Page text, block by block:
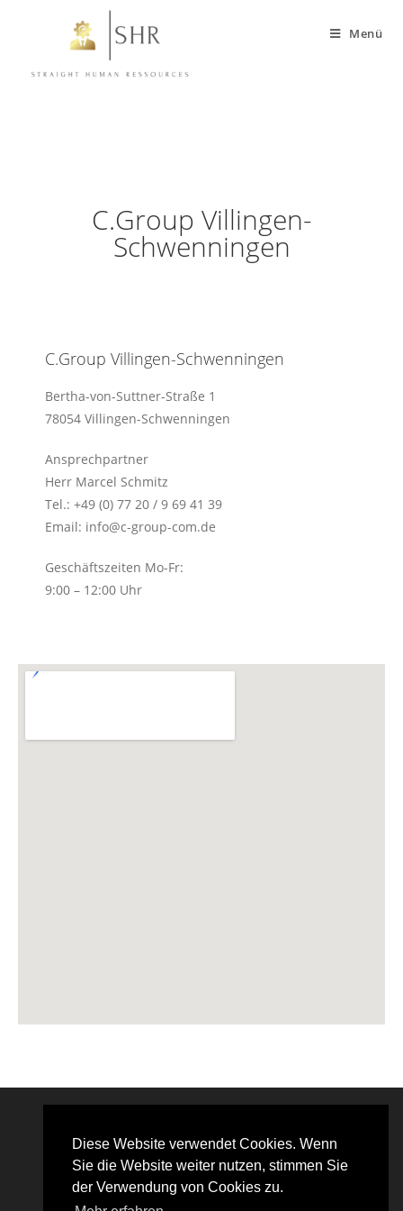
Diese Website verwendet Cookies. Wenn
Sie die Website weiter nutzen, stimmen Sie
der Verwendung von Cookies zu.
Menü
C.Group Villingen-
Schwenningen
C.Group Villingen-Schwenningen
Bertha-von-Suttner-Straße 1
78054 Villingen-Schwenningen
Ansprechpartner
Herr Marcel Schmitz
Tel.: +49 (0) 77 20 / 9 69 41 39
Email: info@c-group-com.de
Geschäftszeiten Mo-Fr:
9:00 – 12:00 Uhr